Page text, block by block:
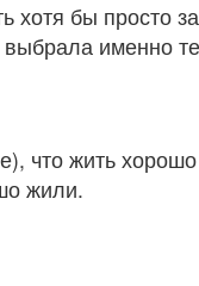
бы просто
именно
что жить
жили.